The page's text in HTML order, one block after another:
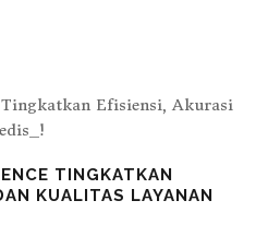
TINGKATKAN
KUALITAS LAYANAN